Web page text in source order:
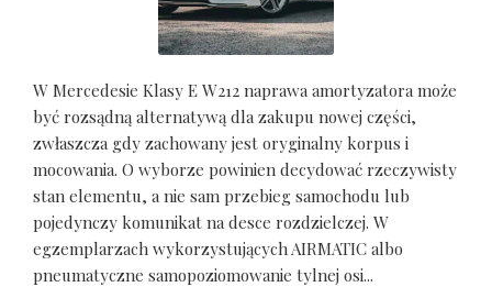
W Mercedesie Klasy E W212 naprawa amortyzatora może
być rozsądną alternatywą dla zakupu nowej części,
zwłaszcza gdy zachowany jest oryginalny korpus i
mocowania. O wyborze powinien decydować rzeczywisty
stan elementu, a nie sam przebieg samochodu lub
pojedynczy komunikat na desce rozdzielczej. W
egzemplarzach wykorzystujących AIRMATIC albo
pneumatyczne samopoziomowanie tylnej osi...